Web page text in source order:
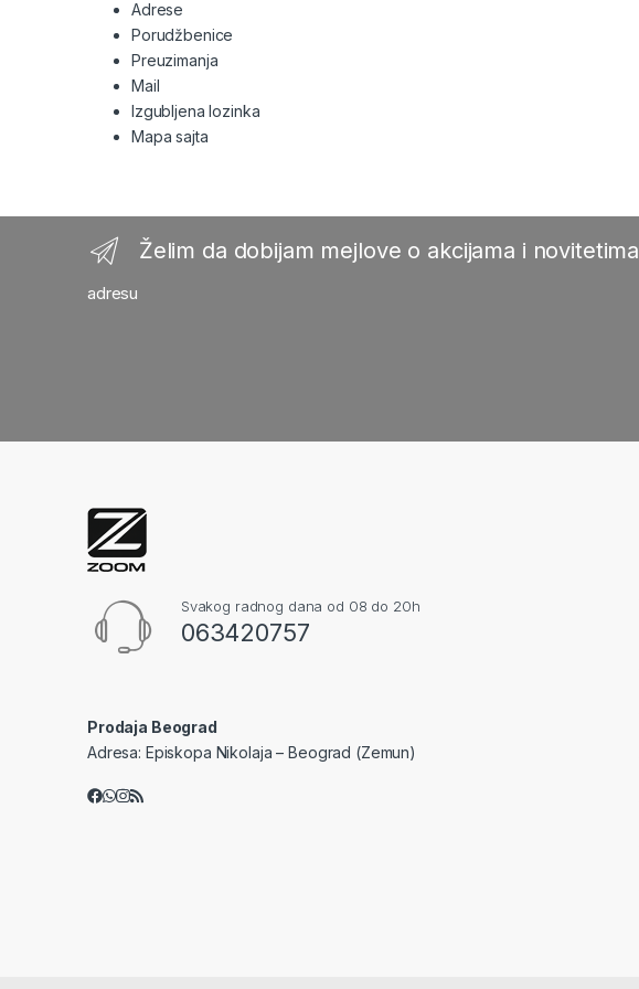
Adrese
Porudžbenice
Preuzimanja
Mail
Izgubljena lozinka
Mapa sajta
Želim da dobijam mejlove o akcijama i novitetima
adresu
Svakog radnog dana od 08 do 20h
063420757
Prodaja Beograd
Adresa: Episkopa Nikolaja – Beograd (Zemun)